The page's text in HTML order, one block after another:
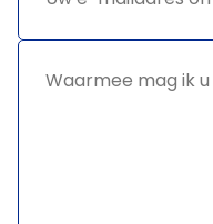
antwoorden
Waarmee
helpen?
*